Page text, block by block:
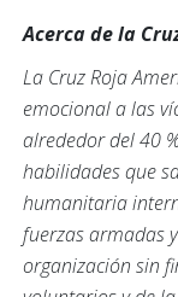
Acerca de la
La Cruz Roja
emocional a las
alrededor del 40
habilidades que
humanitaria
fuerzas armadas
organización sin